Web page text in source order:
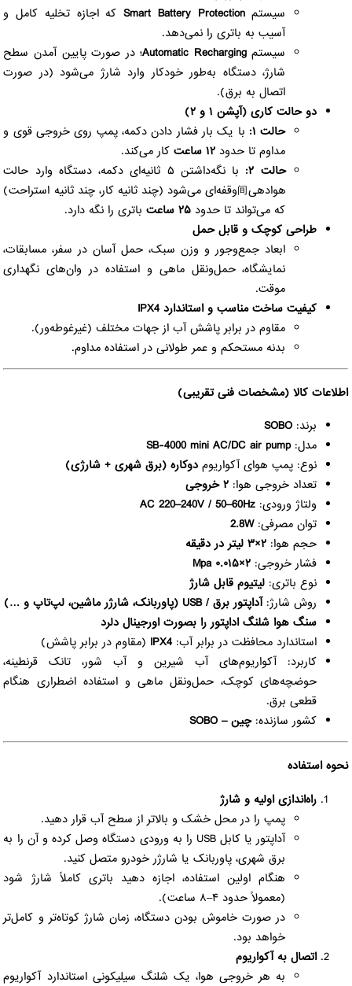
سیستمSmart Battery Protectionکه اجازه تخلیه کامل و
آسیب به باتری را نمی‌دهد.
سیستمAutomatic Recharging؛ در صورت پایین آمدن سطح
شارژ، دستگاه به‌طور خودکار وارد شارژ می‌شود (در صورت
اتصال به برق).
دو حالت کاری (آپشن ۱ و ۲)
حالت ۱:
با یک بار فشار دادن دکمه، پمپ روی خروجی قوی و
مداوم تا حدود ۱۲ ساعت
کار می‌کند.
حالت ۲:
با نگه‌داشتن ۵ ثانیه‌ای دکمه، دستگاه وارد حالت
هوا‌دهی间‌وقفه‌ای می‌شود (چند ثانیه کار، چند ثانیه استراحت)
که می‌تواند تا حدود ۲۵ ساعت
باتری را نگه دارد.
طراحی کوچک و قابل حمل
ابعاد جمع‌وجور و وزن سبک، حمل آسان در سفر، مسابقات،
نمایشگاه، حمل‌ونقل ماهی و استفاده در وان‌های نگهداری
موقت.
کیفیت ساخت مناسب و استاندارد IPX4
مقاوم در برابر پاشش آب از جهات مختلف (غیرغوطه‌ور).
بدنه مستحکم و عمر طولانی در استفاده مداوم.
اطلاعات کالا (مشخصات فنی تقریبی)
برند: SOBO
مدل:SB-4000 mini AC/DC air pump
نوع: پمپ هوای آکواریوم دوکاره (برق شهری + شارژی)
تعداد خروجی هوا: ۲ خروجی
ولتاژ ورودی: AC 220–240V / 50–60Hz
توان مصرفی:2.8W
حجم هوا: ۲×۳ لیتر در دقیقه
فشار خروجی: ۲×۰.۰۱۵ Mpa
نوع باتری: لیتیوم قابل شارژ
روش شارژ:آداپتور برق / USB (پاوربانک، شارژر ماشین، لپ‌تاپ و …)
سنگ هوا شلنگ اداپتور را بصورت اورجینال دلرد
استاندارد محافظت در برابر آب:IPX4 (مقاوم در برابر پاشش)
کاربرد: آکواریوم‌های آب شیرین و آب شور، تانک قرنطینه،
حوضچه‌های کوچک، حمل‌ونقل ماهی و استفاده اضطراری هنگام
قطعی برق.
کشور سازنده:چین – SOBO
نحوه استفاده
راه‌اندازی اولیه و شارژ
پمپ را در محل خشک و بالاتر از سطح آب قرار دهید.
آداپتور یا کابل USB را به ورودی دستگاه وصل کرده و آن را به
برق شهری، پاوربانک یا شارژر خودرو متصل کنید.
هنگام اولین استفاده، اجازه دهید باتری کاملاً شارژ شود
(معمولاً حدود ۴–۸ ساعت).
در صورت خاموش بودن دستگاه، زمان شارژ کوتاه‌تر و کامل‌تر
خواهد بود.
اتصال به آکواریوم
به هر خروجی هوا، یک شلنگ سیلیکونی استاندارد آکواریوم